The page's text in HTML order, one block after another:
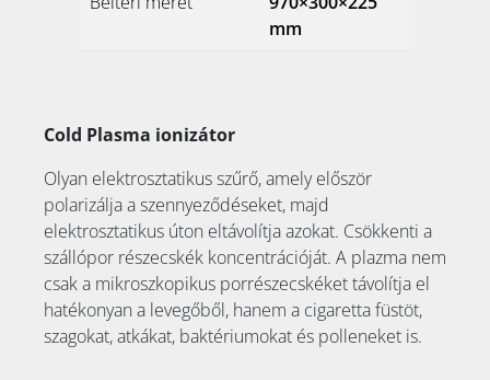
mm
Cold Plasma ionizátor
Olyan elektrosztatikus szűrő, amely először
polarizálja a szennyeződéseket, majd
elektrosztatikus úton eltávolítja azokat. Csökkenti a
szállópor részecskék koncentrációját. A plazma nem
csak a mikroszkopikus porrészecskéket távolítja el
hatékonyan a levegőből, hanem a cigaretta füstöt,
szagokat, atkákat, baktériumokat és polleneket is.